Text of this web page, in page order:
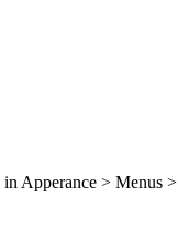
Apperance > Menus >